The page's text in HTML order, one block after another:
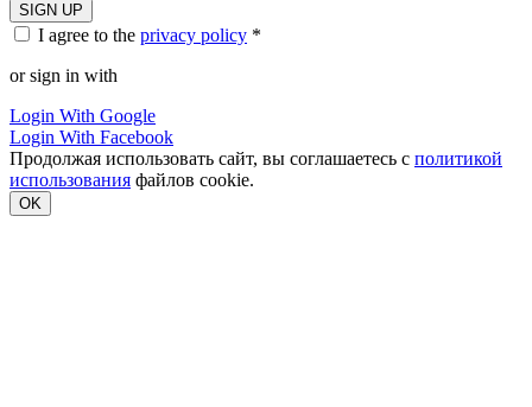
SIGN UP
I agree to the privacy policy *
or sign in with
Login With Google
Login With Facebook
Продолжая использовать сайт, вы соглашаетесь с политикой
использования файлов cookie.
OK